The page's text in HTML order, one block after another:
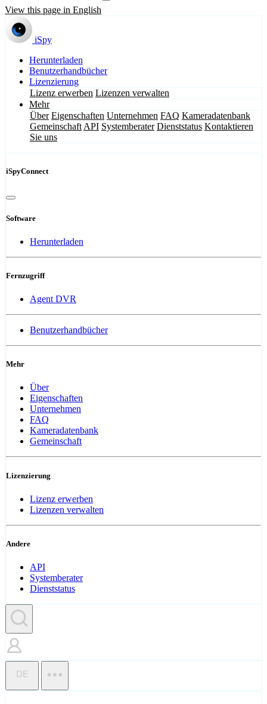
View this page in English
iSpy
Herunterladen
Benutzerhandbücher
Lizenzierung
Lizenz erwerben Lizenzen verwalten
Mehr
Über Eigenschaften Unternehmen FAQ Kameradatenbank
Gemeinschaft API Systemberater Dienststatus Kontaktieren
Sie uns
iSpyConnect
Software
Herunterladen
Fernzugriff
Agent DVR
Benutzerhandbücher
Mehr
Über
Eigenschaften
Unternehmen
FAQ
Kameradatenbank
Gemeinschaft
Lizenzierung
Lizenz erwerben
Lizenzen verwalten
Andere
API
Systemberater
Dienststatus
DE